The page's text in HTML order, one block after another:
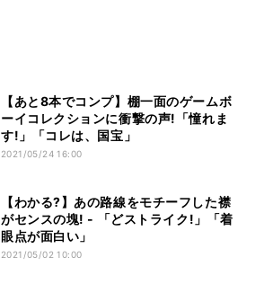
【あと8本でコンプ】棚一面のゲームボ
ーイコレクションに衝撃の声!「憧れま
す!」「コレは、国宝」
2021/05/24 16:00
【わかる?】あの路線をモチーフした襟
がセンスの塊! - 「どストライク!」「着
眼点が面白い」
2021/05/02 10:00